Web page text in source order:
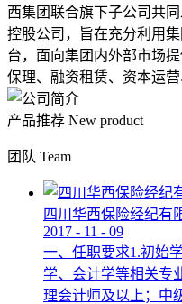
西集团联合旗下子公司共
控股公司，旨在充分利用
台，面向集团内外部市场
保理、融资租赁、资本运营
产品推荐 New product
团队 Team
四川华西保险经纪有
2017 - 11 - 09
一、任职要求1.初始
学、会计学等相关专
理会计师及以上；中